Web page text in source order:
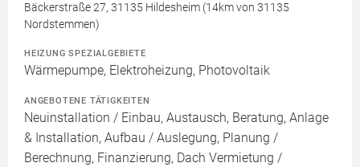
Bäckerstraße 27, 31135 Hildesheim (14km von 31135
Nordstemmen)
HEIZUNG SPEZIALGEBIETE
Wärmepumpe, Elektroheizung, Photovoltaik
ANGEBOTENE TÄTIGKEITEN
Neuinstallation / Einbau, Austausch, Beratung, Anlage
& Installation, Aufbau / Auslegung, Planung /
Berechnung, Finanzierung, Dach Vermietung /